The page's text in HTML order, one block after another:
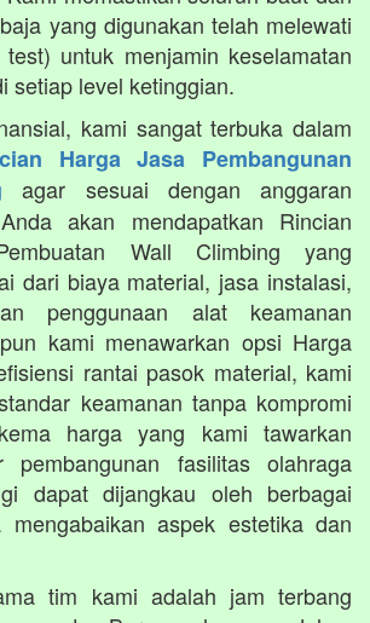
yang digunakan telah melewati
untuk menjamin keselamatan
setiap level ketinggian.
kami sangat terbuka dalam
Harga Jasa Pembangunan
agar sesuai dengan anggaran
akan mendapatkan Rincian
Wall Climbing yang
dari biaya material, jasa instalasi,
penggunaan alat keamanan
kami menawarkan opsi Harga
rantai pasok material, kami
keamanan tanpa kompromi
harga yang kami tawarkan
pembangunan fasilitas olahraga
dapat dijangkau oleh berbagai
mengabaikan aspek estetika dan
tim kami adalah jam terbang